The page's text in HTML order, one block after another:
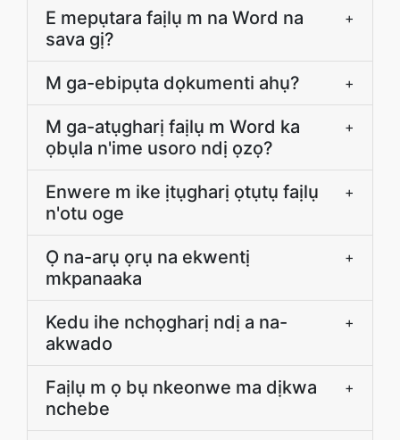
E mepụtara faịlụ m na Word na
sava gị?
+
M ga-ebipụta dọkumenti ahụ? +
M ga-atụgharị faịlụ m Word ka
ọbụla n'ime usoro ndị ọzọ?
+
Enwere m ike ịtụgharị ọtụtụ faịlụ
n'otu oge
+
Ọ na-arụ ọrụ na ekwentị
mkpanaaka
+
Kedu ihe nchọgharị ndị a na-
akwado
+
Faịlụ m ọ bụ nkeonwe ma dịkwa
nchebe
+